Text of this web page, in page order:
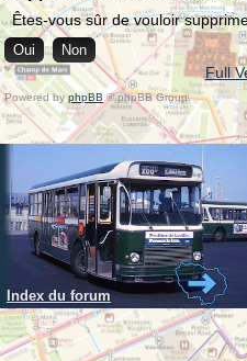
Êtes-vous sûr de vouloir
Full
Powered byphpBB © phpBB Group.
Index du forum